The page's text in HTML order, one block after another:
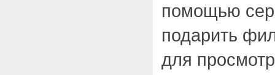
помощью
подарить
для